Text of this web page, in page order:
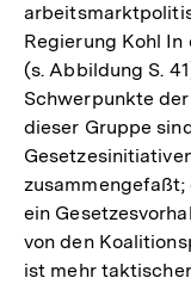
Regierung Kohl In
(s. Abbildung S.
Schwerpunkte
dieser Gruppe
zusammengefaßt;
ein
von den
ist mehr